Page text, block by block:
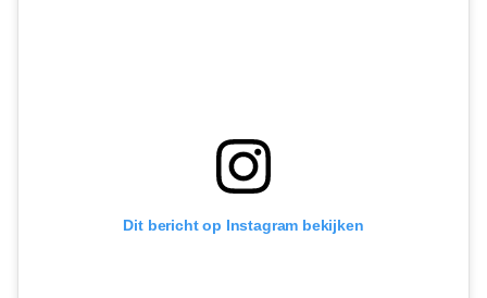
Dit bericht op Instagram bekijken